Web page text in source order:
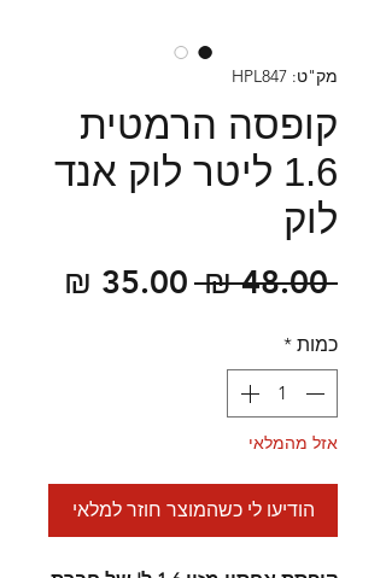
מק"ט: HPL847
קופסה הרמטית
1.6 ליטר לוק אנד
לוק
‏48.00 ‏₪
מחיר
כמות *
אזל מהמלאי
הודיעו לי כשהמוצר חוזר למלאי